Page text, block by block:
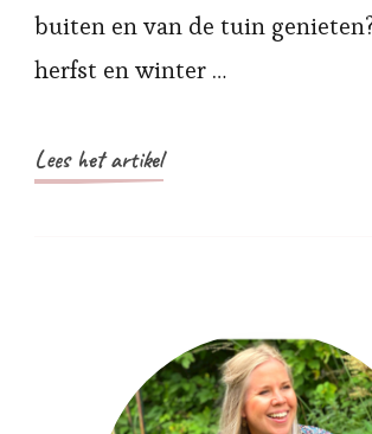
buiten en van de tuin
herfst en winter …
Lees het artikel